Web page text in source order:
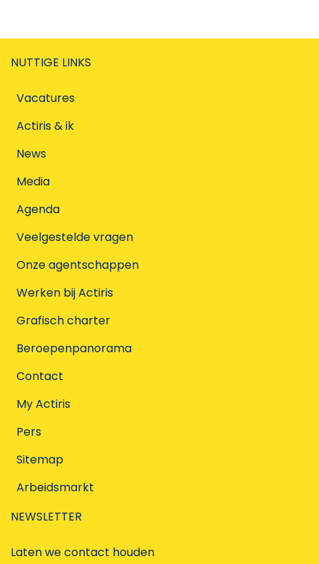
NUTTIGE LINKS
Vacatures
Actiris & ik
News
Media
Agenda
Veelgestelde vragen
Onze agentschappen
Werken bij Actiris
Grafisch charter
Beroepenpanorama
Contact
My Actiris
Pers
Sitemap
Arbeidsmarkt
NEWSLETTER
Laten we contact houden